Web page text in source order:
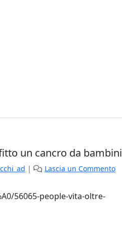
un cancro da bambini
| Lascia un Commento
56065-people-vita-oltre-